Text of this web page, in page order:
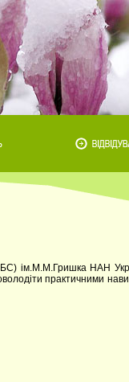
ім.М.М.Гришка НАН
практичними